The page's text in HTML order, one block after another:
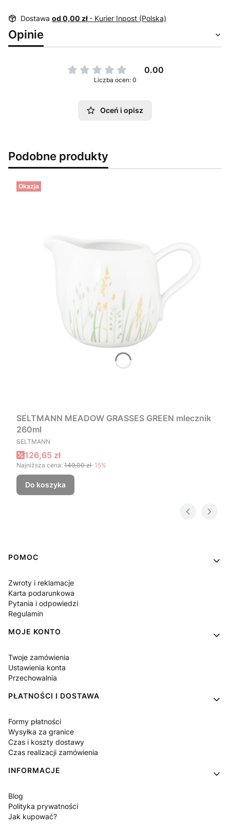
Dostawa od 0,00 zł - Kurier Inpost (Polska)
Opinie
0.00
Liczba ocen: 0
Oceń i opisz
Podobne produkty
Okazja
SELTMANN MEADOW GRASSES GREEN mlecznik
260ml
PRODUCENT
SELTMANN
Cena promocyjna
126,65 zł
Najniższa cena: 149,00 zł-15%
Do koszyka
Linki w stopce
POMOC
Zwroty i reklamacje
Karta podarunkowa
Pytania i odpowiedzi
Regulamin
MOJE KONTO
Twoje zamówienia
Ustawienia konta
Przechowalnia
PŁATNOŚCI I DOSTAWA
Formy płatności
Wysyłka za granice
Czas i koszty dostawy
Czas realizacji zamówienia
INFORMACJE
Blog
Polityka prywatności
Jak kupować?